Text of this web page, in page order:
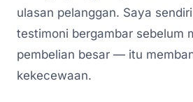
ulasan pelanggan. Saya
testimoni bergambar sebelum
pembelian besar — itu
kekecewaan.